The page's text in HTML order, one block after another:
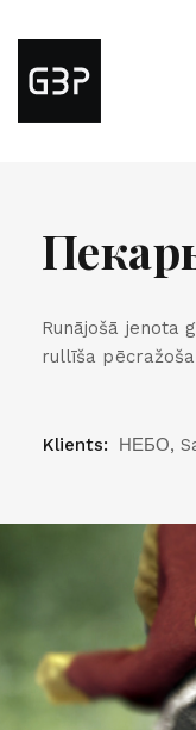
Runājošā jenota
rullīša
Klients: НЕБО,